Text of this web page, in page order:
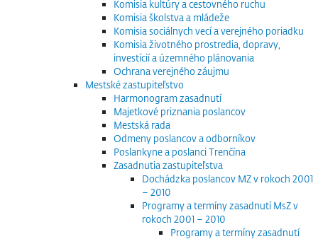
Komisia kultúry a cestovného ruchu
Komisia školstva a mládeže
Komisia sociálnych vecí a verejného poriadku
Komisia životného prostredia, dopravy,
investícií a územného plánovania
Ochrana verejného záujmu
Mestské zastupiteľstvo
Harmonogram zasadnutí
Majetkové priznania poslancov
Mestská rada
Odmeny poslancov a odborníkov
Poslankyne a poslanci Trenčína
Zasadnutia zastupiteľstva
Dochádzka poslancov MZ v rokoch 2001
– 2010
Programy a termíny zasadnutí MsZ v
rokoch 2001 – 2010
Programy a termíny zasadnutí